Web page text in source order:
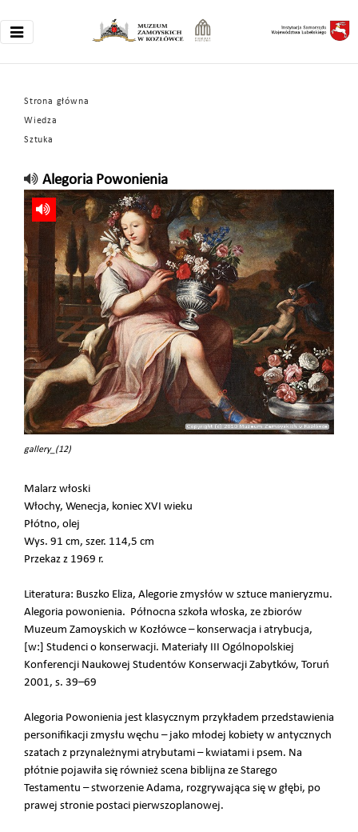
Strona główna
Wiedza
Sztuka
Alegoria Powonienia
gallery_(12)
Malarz włoski
Włochy, Wenecja, koniec XVI wieku
Płótno, olej
Wys. 91 cm, szer. 114,5 cm
Przekaz z 1969 r.
Literatura: Buszko Eliza, Alegorie zmysłów w sztuce manieryzmu.
Alegoria powonienia. Północna szkoła włoska, ze zbiorów
Muzeum Zamoyskich w Kozłówce – konserwacja i atrybucja,
[w:] Studenci o konserwacji. Materiały III Ogólnopolskiej
Konferencji Naukowej Studentów Konserwacji Zabytków, Toruń
2001, s. 39–69
Alegoria Powonienia jest klasycznym przykładem przedstawienia
personifikacji zmysłu węchu – jako młodej kobiety w antycznych
szatach z przynależnymi atrybutami – kwiatami i psem. Na
płótnie pojawiła się również scena biblijna ze Starego
Testamentu – stworzenie Adama, rozgrywająca się w głębi, po
prawej stronie postaci pierwszoplanowej.